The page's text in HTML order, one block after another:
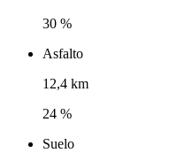
30 %
Asfalto
12,4 km
24 %
Suelo